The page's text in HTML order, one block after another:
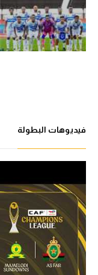
فيديوهات البطولة